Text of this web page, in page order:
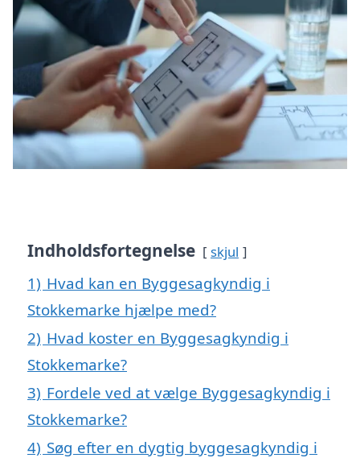
Indholdsfortegnelse skjul
1) Hvad kan en Byggesagkyndig i
Stokkemarke hjælpe med?
2) Hvad koster en Byggesagkyndig i
Stokkemarke?
3) Fordele ved at vælge Byggesagkyndig i
Stokkemarke?
4) Søg efter en dygtig byggesagkyndig i